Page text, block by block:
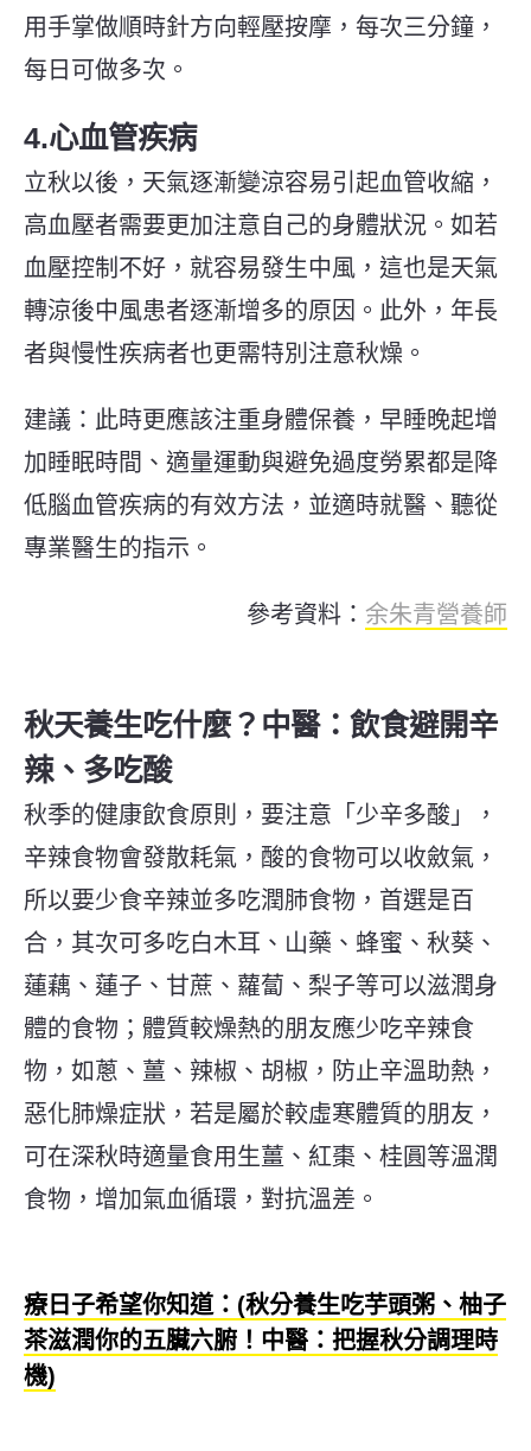
用手掌做順時針方向輕壓按摩，每次三分鐘，
每日可做多次。
4.心血管疾病
立秋以後，天氣逐漸變涼容易引起血管收縮，
高血壓者需要更加注意自己的身體狀況。如若
血壓控制不好，就容易發生中風，這也是天氣
轉涼後中風患者逐漸增多的原因。此外，年長
者與慢性疾病者也更需特別注意秋燥。
建議：此時更應該注重身體保養，早睡晚起增
加睡眠時間、適量運動與避免過度勞累都是降
低腦血管疾病的有效方法，並適時就醫、聽從
專業醫生的指示。
參考資料： 余朱青營養師
秋天養生吃什麼？中醫：飲食避開辛
辣、多吃酸
秋季的健康飲食原則，要注意「少辛多酸」，
辛辣食物會發散耗氣，酸的食物可以收斂氣，
所以要少食辛辣並多吃潤肺食物，首選是百
合，其次可多吃白木耳、山藥、蜂蜜、秋葵、
蓮藕、蓮子、甘蔗、蘿蔔、梨子等可以滋潤身
體的食物；體質較燥熱的朋友應少吃辛辣食
物，如蔥、薑、辣椒、胡椒，防止辛溫助熱，
惡化肺燥症狀，若是屬於較虛寒體質的朋友，
可在深秋時適量食用生薑、紅棗、桂圓等溫潤
食物，增加氣血循環，對抗溫差。
療日子希望你知道：(秋分養生吃芋頭粥、柚子
茶滋潤你的五臟六腑！中醫：把握秋分調理時
機)